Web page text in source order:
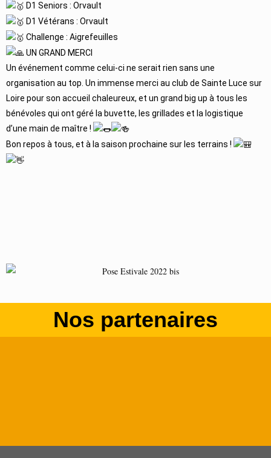
D1 Seniors : Orvault
D1 Vétérans : Orvault
Challenge : Aigrefeuilles
UN GRAND MERCI
Un événement comme celui-ci ne serait rien sans une
organisation au top. Un immense merci au club de Sainte Luce sur
Loire pour son accueil chaleureux, et un grand big up à tous les
bénévoles qui ont géré la buvette, les grillades et la logistique
d’une main de maître !
Bon repos à tous, et à la saison prochaine sur les terrains !
Nos partenaires